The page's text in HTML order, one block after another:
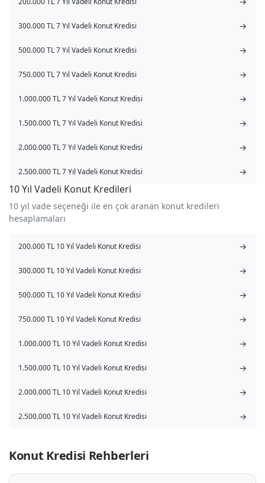
300.000 TL 7 Yıl Vadeli Konut Kredisi →
500.000 TL 7 Yıl Vadeli Konut Kredisi →
750.000 TL 7 Yıl Vadeli Konut Kredisi →
1.000.000 TL 7 Yıl Vadeli Konut Kredisi →
1.500.000 TL 7 Yıl Vadeli Konut Kredisi →
2.000.000 TL 7 Yıl Vadeli Konut Kredisi →
2.500.000 TL 7 Yıl Vadeli Konut Kredisi →
10 Yıl Vadeli Konut Kredileri
10 yıl vade seçeneği ile en çok aranan konut kredileri
hesaplamaları
200.000 TL 10 Yıl Vadeli Konut Kredisi →
300.000 TL 10 Yıl Vadeli Konut Kredisi →
500.000 TL 10 Yıl Vadeli Konut Kredisi →
750.000 TL 10 Yıl Vadeli Konut Kredisi →
1.000.000 TL 10 Yıl Vadeli Konut Kredisi →
1.500.000 TL 10 Yıl Vadeli Konut Kredisi →
2.000.000 TL 10 Yıl Vadeli Konut Kredisi →
2.500.000 TL 10 Yıl Vadeli Konut Kredisi →
Konut Kredisi Rehberleri